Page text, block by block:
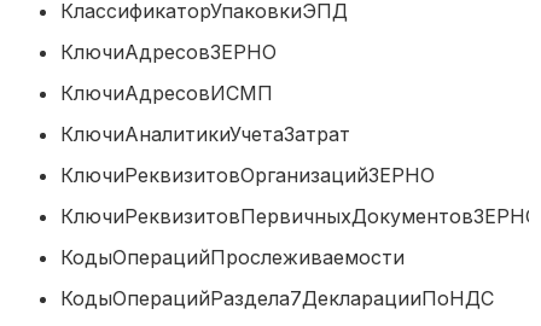
КлассификаторУпаковкиЭПД
КлючиАдресовЗЕРНО
КлючиАдресовИСМП
КлючиАналитикиУчетаЗатрат
КодыОперацийПрослеживаемости